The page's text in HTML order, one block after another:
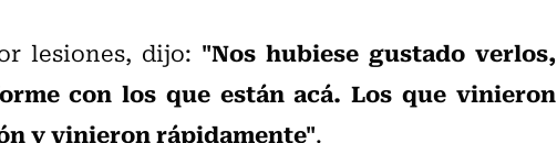
lesiones, dijo: "Nos hubiese gustado verlos,
con los que están acá. Los que vinieron
y vinieron rápidamente".